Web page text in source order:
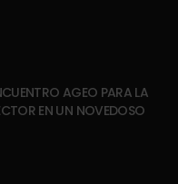
AGEO PARA LA
EN UN NOVEDOSO